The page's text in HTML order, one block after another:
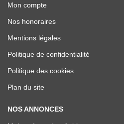
Mon compte
Nos honoraires
Mentions légales
Politique de confidentialité
Politique des cookies
Plan du site
NOS ANNONCES